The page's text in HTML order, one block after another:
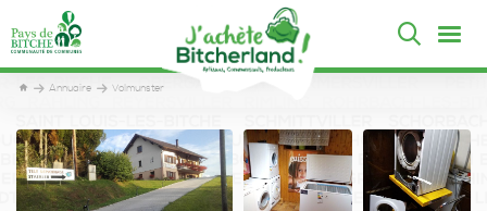
Annuaire Volmunster